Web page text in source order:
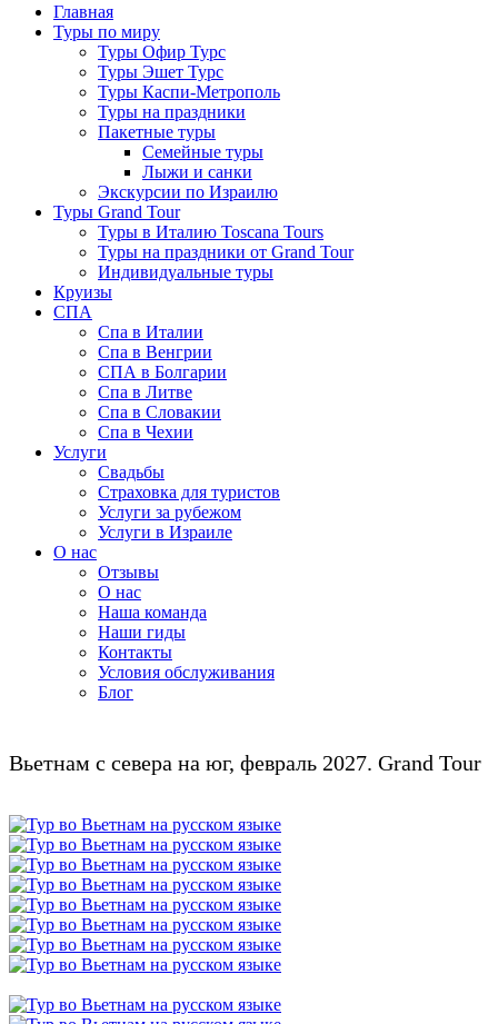
Главная
Туры по миру
Туры Офир Турс
Туры Эшет Турс
Туры Каспи-Метрополь
Туры на праздники
Пакетные туры
Семейные туры
Лыжи и санки
Экскурсии по Израилю
Туры Grand Tour
Туры в Италию Toscana Tours
Туры на праздники от Grand Tour
Индивидуальные туры
Круизы
СПА
Спа в Италии
Спа в Венгрии
СПА в Болгарии
Спа в Литве
Спа в Словакии
Спа в Чехии
Услуги
Свадьбы
Страховка для туристов
Услуги за рубежом
Услуги в Израиле
О нас
Отзывы
О нас
Наша команда
Наши гиды
Контакты
Условия обслуживания
Блог
Вьетнам с севера на юг, февраль 2027. Grand Tour